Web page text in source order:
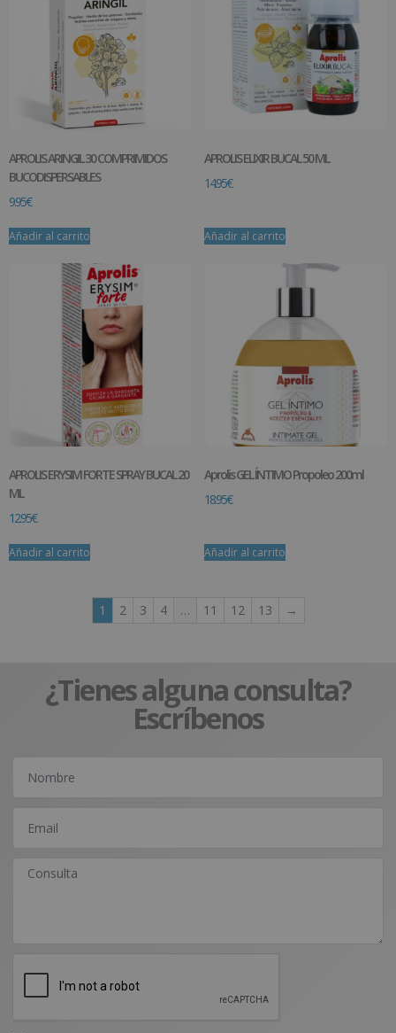
APROLIS ARINGIL 30 COMPRIMIDOS
BUCODISPERSABLES
9.95€
Añadir al carrito
APROLIS ELIXIR BUCAL 50 ML
14.95€
Añadir al carrito
APROLIS ERYSIM FORTE SPRAY BUCAL 20
ML
12.95€
Añadir al carrito
Aprolis GEL ÍNTIMO Propoleo 200ml
18.95€
Añadir al carrito
1 2 3 4 … 11 12 13 →
¿Tienes alguna consulta?
Escríbenos